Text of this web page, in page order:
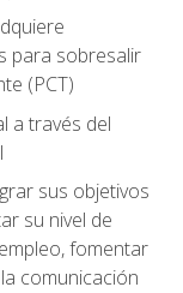
para sobresalir
(PCT)
a través del
sus objetivos
su nivel de
fomentar
comunicación